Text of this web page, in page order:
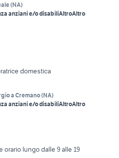
(NA)
anziani e/o disabiliAltroAltro
domestica
a Cremano(NA)
anziani e/o disabiliAltroAltro
orario lungo dalle 9 alle 19